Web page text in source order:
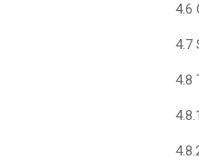
4.6
4.7
4.8